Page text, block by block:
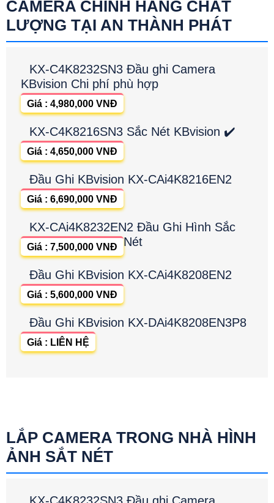
CAMERA CHÍNH HÃNG CHẤT
LƯỢNG TẠI AN THÀNH PHÁT
KX-C4K8232SN3 Đầu ghi Camera
KBvision Chi phí phù hợp
Giá : 4,980,000 VNĐ
KX-C4K8216SN3 Sắc Nét KBvision ✔️
Giá : 4,650,000 VNĐ
Đầu Ghi KBvision KX-CAi4K8216EN2
Giá : 6,690,000 VNĐ
KX-CAi4K8232EN2 Đầu Ghi Hình Sắc
Nét
Giá : 7,500,000 VNĐ
Đầu Ghi KBvision KX-CAi4K8208EN2
Giá : 5,600,000 VNĐ
Đầu Ghi KBvision KX-DAi4K8208EN3P8
Giá : LIÊN HỆ
LẮP CAMERA TRONG NHÀ HÌNH
ẢNH SẮT NÉT